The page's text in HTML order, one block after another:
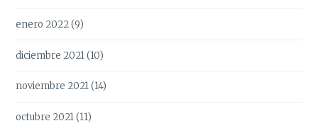
enero 2022(9)
diciembre 2021(10)
noviembre 2021(14)
octubre 2021(11)